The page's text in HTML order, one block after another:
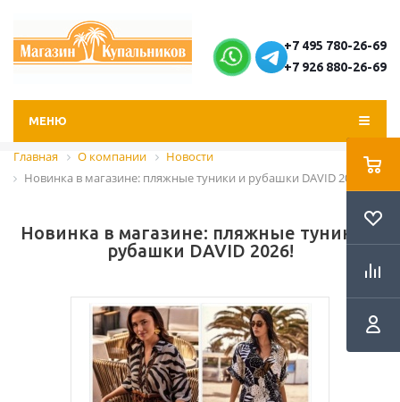
+7 495 780-26-69
+7 926 880-26-69
МЕНЮ
Главная О компании
Новости
Новинка в магазине: пляжные туники и рубашки DAVID 2026!
Новинка в магазине: пляжные туники и
рубашки DAVID 2026!